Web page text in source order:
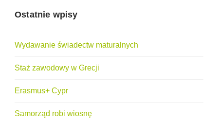
Ostatnie wpisy
Wydawanie świadectw maturalnych
Staż zawodowy w Grecji
Erasmus+ Cypr
Samorząd robi wiosnę